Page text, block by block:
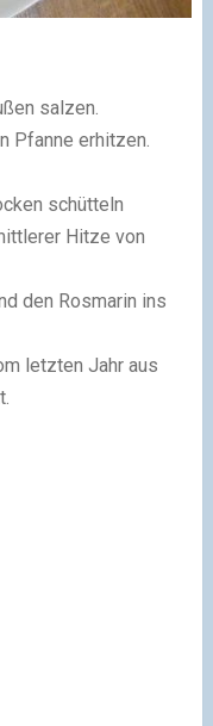
salzen.
Pfanne erhitzen.
schütteln
Hitze von
den Rosmarin ins
letzten Jahr aus